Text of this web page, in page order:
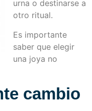
urna o destinarse a
otro ritual.
Es importante
saber que elegir
una joya no
cambio